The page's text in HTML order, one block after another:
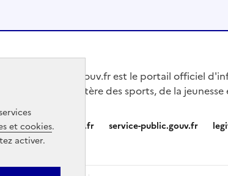
Jeunes.gouv.fr est le portail officiel
du Ministère des sports, de la
info.gouv.fr service-public.gouv.fr
et cookies.
activer.